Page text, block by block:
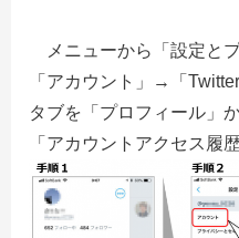
メニューから「設定と
「アカウント」→「
タブを「プロフィール」
「アカウントアクセス履